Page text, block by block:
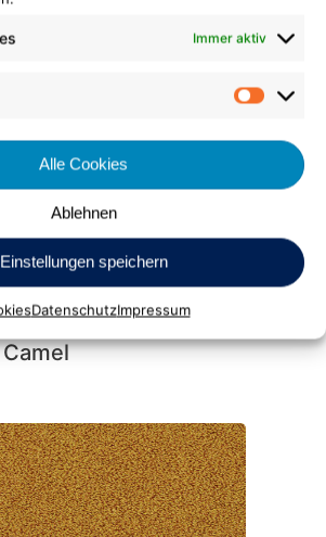
Immer aktiv
Alle Cookies
Ablehnen
Einstellungen speichern
DatenschutzImpressum